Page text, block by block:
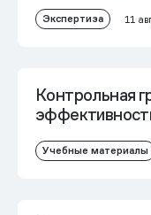
Экспертиза 11
Контрольная
Учебные материалы